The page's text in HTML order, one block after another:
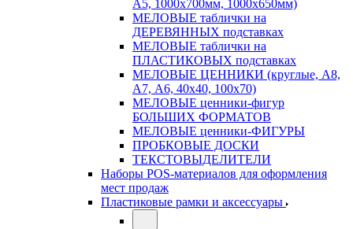
А5, 1000х700мм, 1000х650мм)
МЕЛОВЫЕ таблички на
ДЕРЕВЯННЫХ подставках
МЕЛОВЫЕ таблички на
ПЛАСТИКОВЫХ подставках
МЕЛОВЫЕ ЦЕННИКИ (круглые, А8,
А7, А6, 40х40, 100х70)
МЕЛОВЫЕ ценники-фигур
БОЛЬШИХ ФОРМАТОВ
МЕЛОВЫЕ ценники-ФИГУРЫ
ПРОБКОВЫЕ ДОСКИ
ТЕКСТОВЫДЕЛИТЕЛИ
Наборы POS-материалов для оформления
мест продаж
Пластиковые рамки и аксессуары